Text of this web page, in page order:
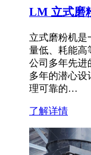
LM 立式磨
立式磨粉机是
量低、耗能高
公司多年先进
多年的潜心设
理可靠的…
了解详情